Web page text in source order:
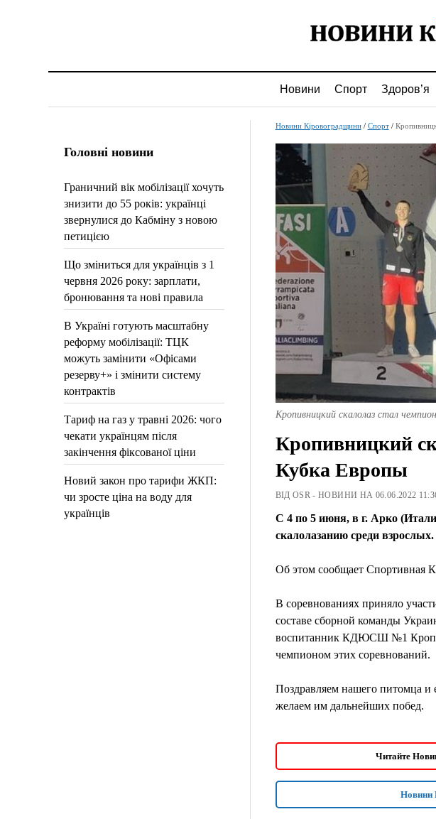
Новини Спорт Здоров’я
Головні новини
Граничний вік мобілізації хочуть
знизити до 55 років: українці
звернулися до Кабміну з новою
петицією
Що зміниться для українців з 1
червня 2026 року: зарплати,
бронювання та нові правила
В Україні готують масштабну
реформу мобілізації: ТЦК
можуть замінити «Офісами
резерву+» і змінити систему
контрактів
Тариф на газ у травні 2026: чого
чекати українцям після
закінчення фіксованої ціни
Новий закон про тарифи ЖКП:
чи зросте ціна на воду для
українців
Новини Кіровоградщини/ Спорт/
Кропивницкий скалолаз стал
Кропивницкий
Кубка Европы
ВІД OSR - НОВИНИ НА 06.06.2022
С 4 по 5 июня, в г. Арко
скалолазанию среди взрослых.
Об этом сообщает Спортивная
В соревнованиях приняло
составе сборной команды
воспитанник КДЮСШ №1
чемпионом этих соревнований.
Поздравляем нашего питомца и
желаем им дальнейших побед.
Читайте
Новини